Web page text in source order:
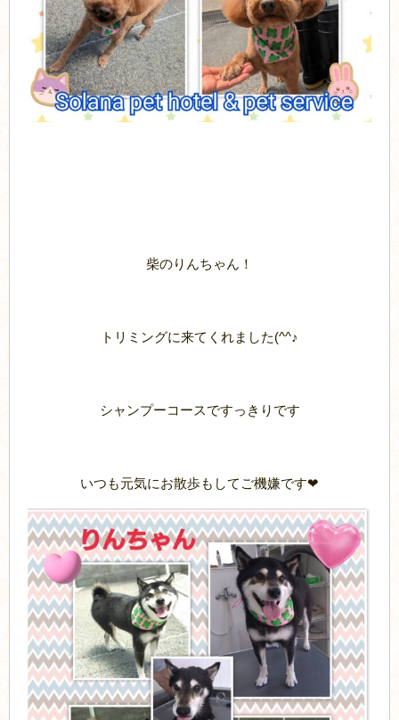
柴のりんちゃん！
トリミングに来てくれました(^^♪
シャンプーコースですっきりです
いつも元気にお散歩もしてご機嫌です❤